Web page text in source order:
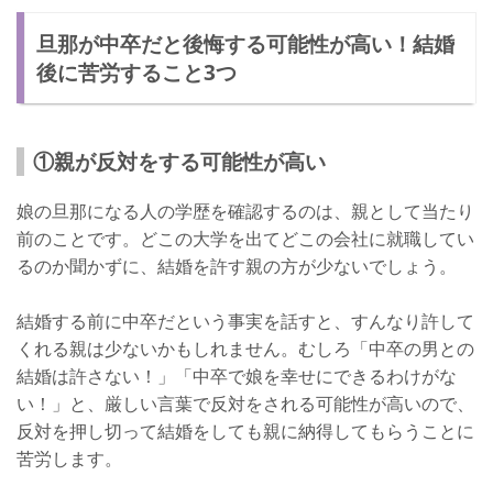
旦那が中卒だと後悔する可能性が高い！結婚
後に苦労すること3つ
①親が反対をする可能性が高い
娘の旦那になる人の学歴を確認するのは、親として当たり
前のことです。どこの大学を出てどこの会社に就職してい
るのか聞かずに、結婚を許す親の方が少ないでしょう。
結婚する前に中卒だという事実を話すと、すんなり許して
くれる親は少ないかもしれません。むしろ「中卒の男との
結婚は許さない！」「中卒で娘を幸せにできるわけがな
い！」と、厳しい言葉で反対をされる可能性が高いので、
反対を押し切って結婚をしても親に納得してもらうことに
苦労します。